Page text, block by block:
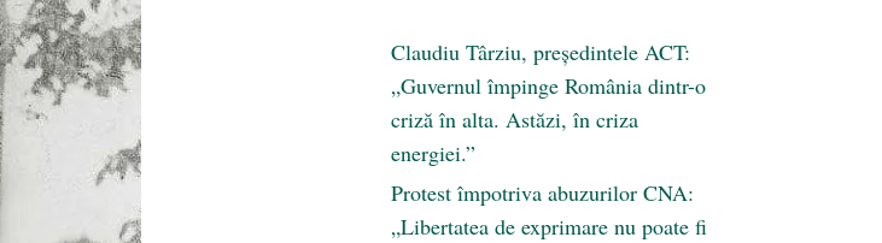
Claudiu Târziu, președintele ACT:
„Guvernul împinge România dintr-o
criză în alta. Astăzi, în criza
energiei.”
Protest împotriva abuzurilor CNA:
„Libertatea de exprimare nu poate fi